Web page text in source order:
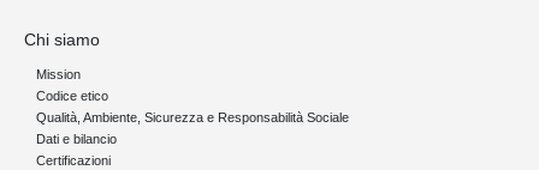
Chi siamo
Mission
Codice etico
Qualità, Ambiente, Sicurezza e Responsabilità Sociale
Dati e bilancio
Certificazioni